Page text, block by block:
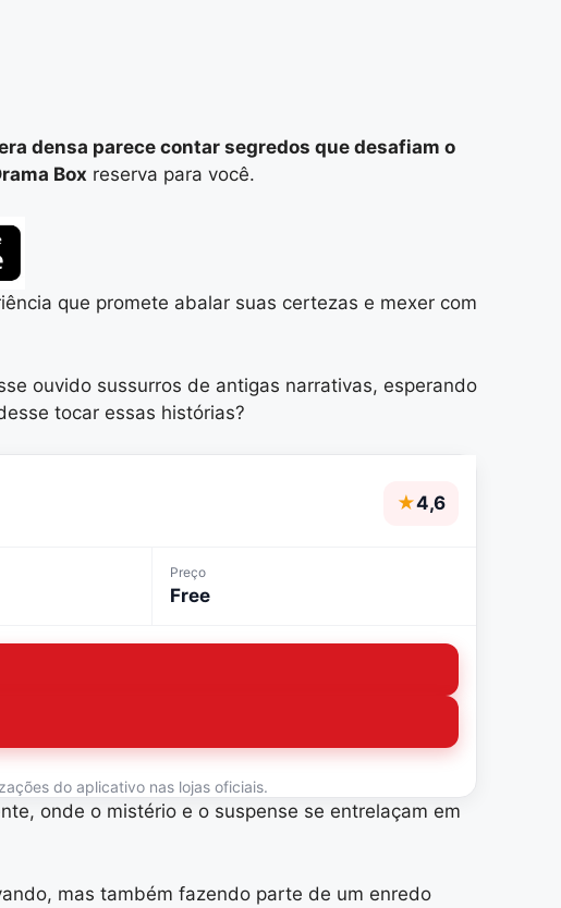
densa parece contar segredos que desafiam o
Box reserva para você.
que promete abalar suas certezas e mexer com
ouvido sussurros de antigas narrativas, esperando
tocar essas histórias?
★4,6
Preço
Free
do aplicativo nas lojas oficiais.
onde o mistério e o suspense se entrelaçam em
mas também fazendo parte de um enredo